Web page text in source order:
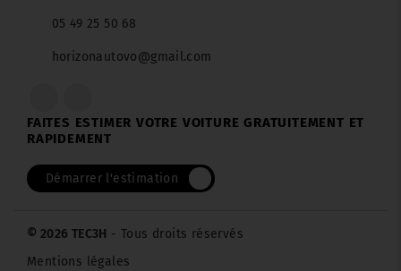
05 49 25 50 68
horizonautovo@gmail.com
FAITES ESTIMER VOTRE VOITURE GRATUITEMENT ET
RAPIDEMENT
Démarrer l'estimation
© 2026 TEC3H - Tous droits réservés
Mentions légales